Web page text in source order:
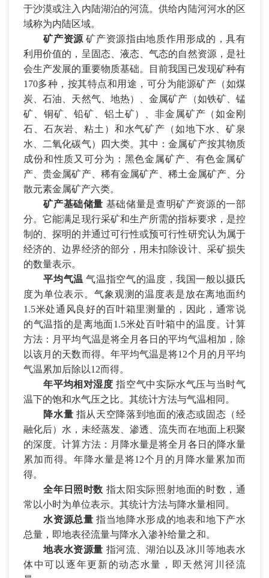
于沙漠或注入内陆湖泊的河流。供给内陆河河水的区
域称为内陆区域。
矿产资源 矿产资源指由地质作用形成的，具有
利用价值的，呈固态、液态、气态的自然资源，是社
会生产发展的重要物质基础。目前我国已发现矿种有
170多种，按其特点和用途，可分为能源矿产（如煤
炭、石油、天然气、地热）、金属矿产（如铁矿、锰
矿、铜矿、铅矿、铝土矿）、非金属矿产（如金刚
石、石灰岩、粘土）和水气矿产（如地下水、矿泉
水、二氧化碳气）四大类。其中：金属矿产按其物质
成份和性质又可分为：黑色金属矿产、有色金属矿
产、贵金属矿产、稀有金属矿产、稀土金属矿产、分
散元素金属矿产六类。
矿产基础储量 基础储量是查明矿产资源的一部
分。它能满足现行采矿和生产所需的指标要求，是控
制的、探明的并通过可行性或预可行性研究认为属于
经济的、边界经济的部分，用未扣除设计、采矿损失
的数量表示。
平均气温 气温指空气的温度，我国一般以摄氏
度为单位表示。气象观测的温度表是放在离地面约
1.5米处通风良好的百叶箱里测量的，因此，通常说
的气温指的是离地面1.5米处百叶箱中的温度。计算
方法：月平均气温是将全月各日的平均气温相加，除
以该月的天数而得。年平均气温是将12个月的月平均
气温累加后除以12而得。
年平均相对湿度 指空气中实际水气压与当时气
温下的饱和水气压之比。其统计方法与气温相同。
降水量 指从天空降落到地面的液态或固态（经
融化后）水，未经蒸发、渗透、流失而在地面上积聚
的深度。计算方法：月降水量是将全月各日的降水量
累加而得。年降水量是将12个月的月降水量累加而
得。
全年日照时数 指太阳实际照射地面的时数，通
常以小时为单位表示。其统计方法与降水量相同。
水资源总量 指当地降水形成的地表和地下产水
总量，即地表径流量与降水入渗补给量之和。
地表水资源量 指河流、湖泊以及冰川等地表水
体中可以逐年更新的动态水量，即天然河川径流